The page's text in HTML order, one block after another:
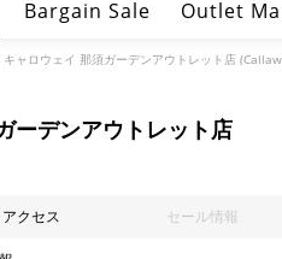
Bargain Sale Outlet
キャロウェイ 那須ガーデンアウトレット店
ーデンアウトレット店
クセス セール情報